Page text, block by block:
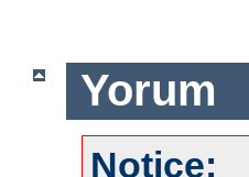
Yorum
Notice: